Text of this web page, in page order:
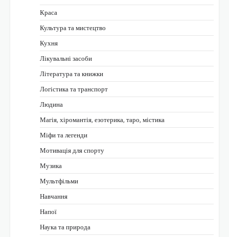
Краса
Культура та мистецтво
Кухня
Лікувальні засоби
Література та книжки
Логістика та транспорт
Людина
Магія, хіромантія, езотерика, таро, містика
Міфи та легенди
Мотивація для спорту
Музика
Мультфільми
Навчання
Напої
Наука та природа